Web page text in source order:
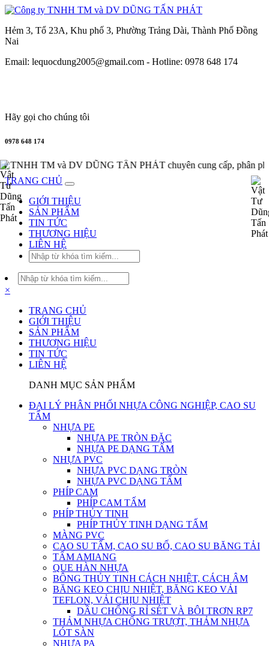
Hẻm 3, Tổ 23A, Khu phố 3, Phường Trảng Dài, Thành Phố Đồng
Nai
Email: lequocdung2005@gmail.com - Hotline: 0978 648 174
Hãy gọi cho chúng tôi
0978 648 174
TNHH TM và DV DŨNG TẤN PHÁT chuyên cung cấp, phân
TRANG CHỦ
GIỚI THIỆU
SẢN PHẨM
TIN TỨC
THƯƠNG HIỆU
LIÊN HỆ
×
TRANG CHỦ
GIỚI THIỆU
SẢN PHẨM
THƯƠNG HIỆU
TIN TỨC
LIÊN HỆ
DANH MỤC SẢN PHẨM
ĐẠI LÝ PHÂN PHỐI NHỰA CÔNG NGHIỆP, CAO SU
TẤM
NHỰA PE
NHỰA PE TRÒN ĐẶC
NHỰA PE DẠNG TẤM
NHỰA PVC
NHỰA PVC DẠNG TRÒN
NHỰA PVC DẠNG TẤM
PHÍP CAM
PHÍP CAM TẤM
PHÍP THỦY TINH
PHÍP THỦY TINH DẠNG TẤM
MÀNG PVC
CAO SU TẤM, CAO SU BỐ, CAO SU BĂNG TẢI
TẤM AMIANG
QUE HÀN NHỰA
BÔNG THỦY TINH CÁCH NHIỆT, CÁCH ÂM
BĂNG KEO CHỊU NHIỆT, BĂNG KEO VẢI
TEFLON, VẢI CHỊU NHIỆT
DẦU CHỐNG RỈ SÉT VÀ BÔI TRƠN RP7
THẢM NHỰA CHỐNG TRƯỢT, THẢM NHỰA
LÓT SÀN
NHỰA PA